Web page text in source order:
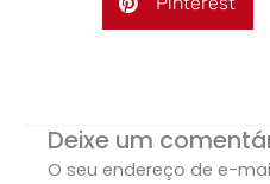
Deixe um
O seu endereço de e-